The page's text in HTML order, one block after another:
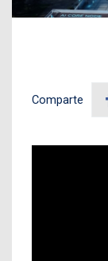
Comparte